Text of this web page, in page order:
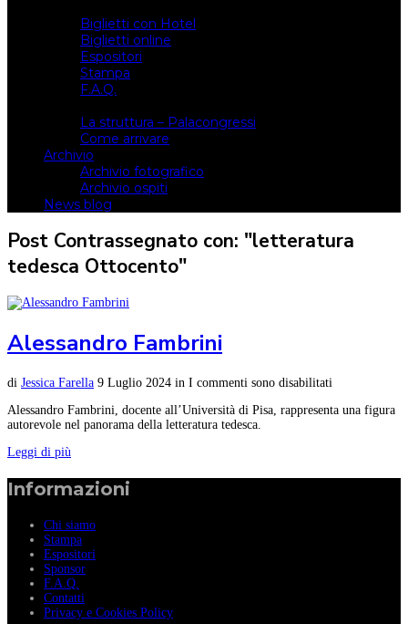
Biglietti con Hotel
Biglietti online
Espositori
Stampa
F.A.Q.
La struttura – Palacongressi
Come arrivare
Archivio
Archivio fotografico
Archivio ospiti
News blog
Post Contrassegnato con: "letteratura
tedesca Ottocento"
Alessandro Fambrini
di Jessica Farella 9 Luglio 2024 in I commenti sono disabilitati
Alessandro Fambrini, docente all’Università di Pisa, rappresenta una figura
autorevole nel panorama della letteratura tedesca.
Leggi di più
Informazioni
Chi siamo
Stampa
Espositori
Sponsor
F.A.Q.
Contatti
Privacy e Cookies Policy